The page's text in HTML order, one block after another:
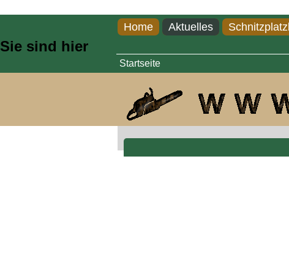
Home Aktuelles Schnitzplatzl
Sie sind hier
Startseite